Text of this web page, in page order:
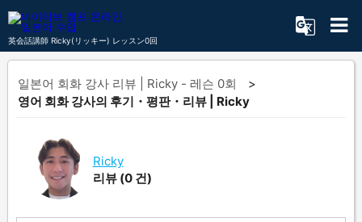
英会話講師 Ricky(リッキー) レッスン0回
일본어 회화 강사 리뷰 | Ricky - 레슨 0회
영어 회화 강사의 후기・평판・리뷰 | Ricky
Ricky
리뷰 (0 건)